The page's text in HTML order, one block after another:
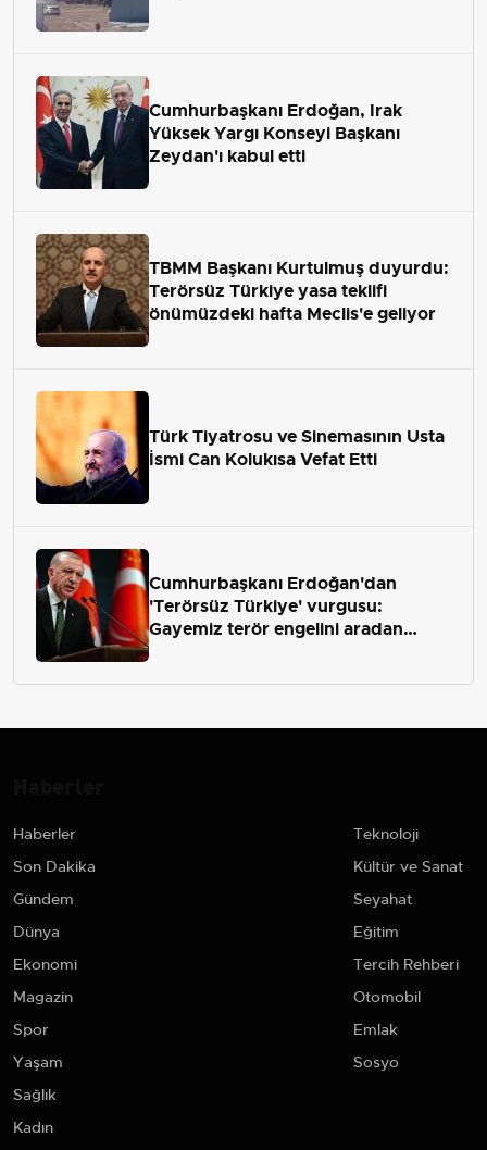
Cumhurbaşkanı Erdoğan, Irak
Yüksek Yargı Konseyi Başkanı
Zeydan'ı kabul etti
TBMM Başkanı Kurtulmuş duyurdu:
Terörsüz Türkiye yasa teklifi
önümüzdeki hafta Meclis'e geliyor
Türk Tiyatrosu ve Sinemasının Usta
İsmi Can Kolukısa Vefat Etti
Cumhurbaşkanı Erdoğan'dan
'Terörsüz Türkiye' vurgusu:
Gayemiz terör engelini aradan
Haberler
Son Dakika
Gündem
Dünya
Ekonomi
Magazin
Spor
Yaşam
Sağlık
Kadın
Teknoloji
Kültür ve Sanat
Seyahat
Eğitim
Tercih Rehberi
Otomobil
Emlak
Sosyo